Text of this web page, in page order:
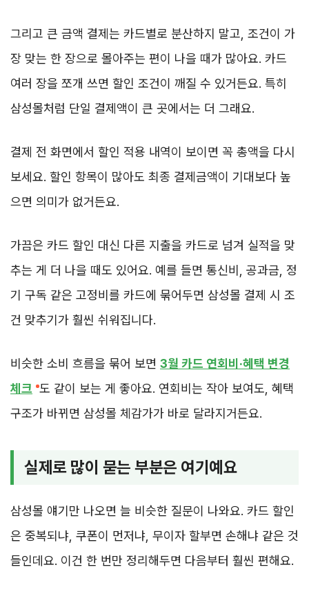
그리고 큰 금액 결제는 카드별로 분산하지 말고, 조건이 가
장 맞는 한 장으로 몰아주는 편이 나을 때가 많아요. 카드
여러 장을 쪼개 쓰면 할인 조건이 깨질 수 있거든요. 특히
삼성몰처럼 단일 결제액이 큰 곳에서는 더 그래요.
결제 전 화면에서 할인 적용 내역이 보이면 꼭 총액을 다시
보세요. 할인 항목이 많아도 최종 결제금액이 기대보다 높
으면 의미가 없거든요.
가끔은 카드 할인 대신 다른 지출을 카드로 넘겨 실적을 맞
추는 게 더 나을 때도 있어요. 예를 들면 통신비, 공과금, 정
기 구독 같은 고정비를 카드에 묶어두면 삼성몰 결제 시 조
건 맞추기가 훨씬 쉬워집니다.
비슷한 소비 흐름을 묶어 보면 3월 카드 연회비·혜택 변경
체크 도 같이 보는 게 좋아요. 연회비는 작아 보여도, 혜택
구조가 바뀌면 삼성몰 체감가가 바로 달라지거든요.
실제로 많이 묻는 부분은 여기예요
삼성몰 얘기만 나오면 늘 비슷한 질문이 나와요. 카드 할인
은 중복되냐, 쿠폰이 먼저냐, 무이자 할부면 손해냐 같은 것
들인데요. 이건 한 번만 정리해두면 다음부터 훨씬 편해요.